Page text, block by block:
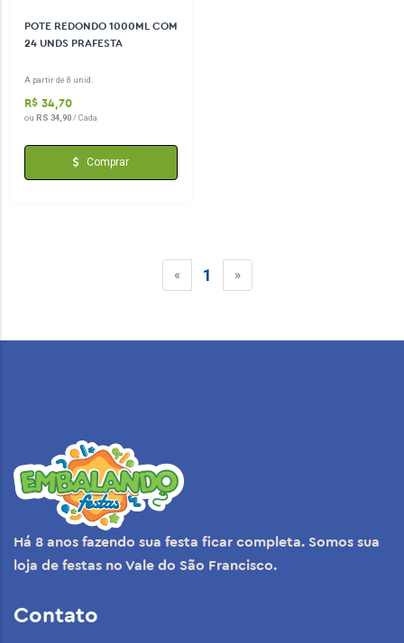
POTE REDONDO 1000ML COM
24 UNDS PRAFESTA
A partir de 8 unid.
R$ 34,70
ou RS 34,90/ Cada
Comprar
« 1 »
Há 8 anos fazendo sua festa ficar completa. Somos sua
loja de festas no Vale do São Francisco.
Contato